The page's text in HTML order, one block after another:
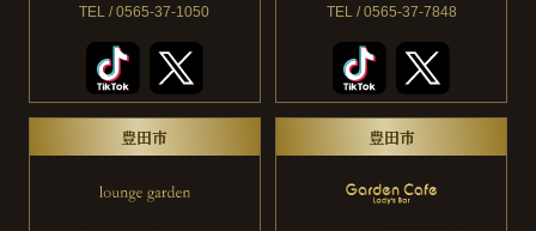
TEL / 0565-37-1050
TEL / 0565-37-7848
豊田市 豊田市